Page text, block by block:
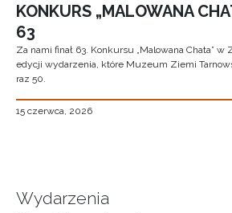
KONKURS „MALOWANA
63
Za nami finał 63. Konkursu „Malowana Chata”
edycji wydarzenia, które Muzeum Ziemi
raz 50.
15 czerwca, 2026
Wydarzenia